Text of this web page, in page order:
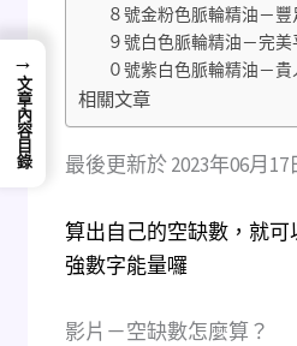
８號金粉色脈輪精油－
９號白色脈輪精油－完美
０號紫白色脈輪精油－
相關文章
最後更新於 2023年06月17
算出自己的空缺數，就
強數字能量囉
影片－空缺數怎麼算？
→
文章內容目錄